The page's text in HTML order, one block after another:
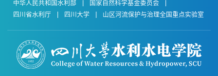
中华人民共和国水利部
国家自然科学基金委员会
四川省水利厅
四川大学 山区河流保护与治理全国重点实验室